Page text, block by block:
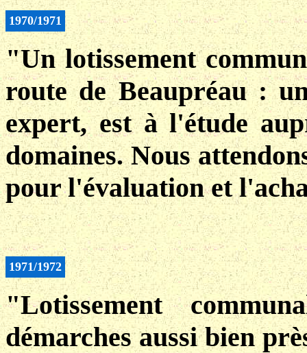
1970/1971
"Un lotissement
route de Beaupréau :
expert, est à l'étude
domaines. Nous
pour l'évaluation et
1971/1972
"Lotissement
démarches aussi bien